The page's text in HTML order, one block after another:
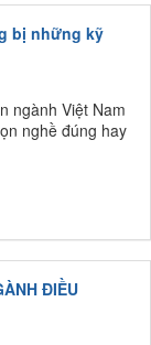
bị những kỹ
ngành Việt Nam
nghề đúng hay
ĐIỀU